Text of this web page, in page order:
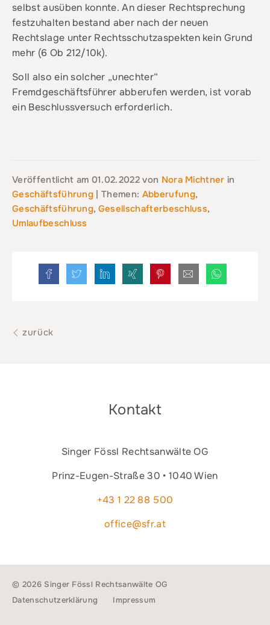
selbst ausüben konnte. An dieser Rechtsprechung
festzuhalten bestand aber nach der neuen
Rechtslage unter Rechtsschutzaspekten kein Grund
mehr (6 Ob 212/10k).
Soll also ein solcher „unechter“
Fremdgeschäftsführer abberufen werden, ist vorab
ein Beschlussversuch erforderlich.
Veröffentlicht am 01.02.2022von Nora Michtner in
Geschäftsführung | Themen: Abberufung,
Geschäftsführung, Gesellschafterbeschluss,
Umlaufbeschluss
zurück
Kontakt
Singer Fössl Rechtsanwälte OG
Prinz-Eugen-Straße 30 • 1040 Wien
+43 1 22 88 500
office@sfr.at
© 2026 Singer Fössl Rechtsanwälte OG
Datenschutzerklärung
Impressum